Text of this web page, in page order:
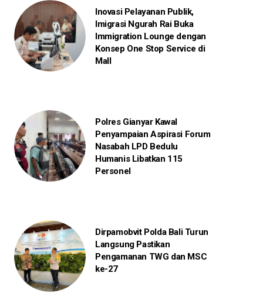
Inovasi Pelayanan Publik,
Imigrasi Ngurah Rai Buka
Immigration Lounge dengan
Konsep One Stop Service di
Mall
Polres Gianyar Kawal
Penyampaian Aspirasi Forum
Nasabah LPD Bedulu
Humanis Libatkan 115
Personel
Dirpamobvit Polda Bali Turun
Langsung Pastikan
Pengamanan TWG dan MSC
ke-27